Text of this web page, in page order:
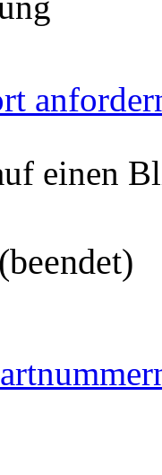
einen
(beendet)